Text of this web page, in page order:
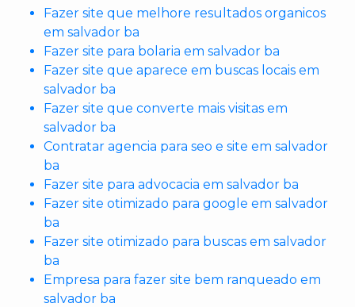
Fazer site que melhore resultados organicos
em salvador ba
Fazer site para bolaria em salvador ba
Fazer site que aparece em buscas locais em
salvador ba
Fazer site que converte mais visitas em
salvador ba
Contratar agencia para seo e site em salvador
ba
Fazer site para advocacia em salvador ba
Fazer site otimizado para google em salvador
ba
Fazer site otimizado para buscas em salvador
ba
Empresa para fazer site bem ranqueado em
salvador ba